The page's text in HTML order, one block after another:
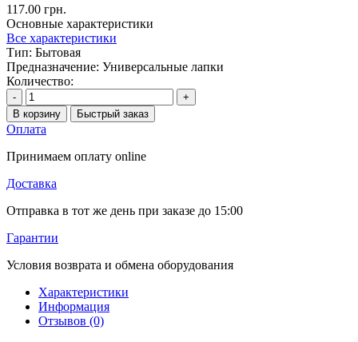
117.00 грн.
Основные характеристики
Все характеристики
Тип: Бытовая
Предназначение: Универсальные лапки
Количество:
-
+
В корзину
Быстрый заказ
Оплата
Принимаем оплату online
Доставка
Отправка в тот же день при заказе до 15:00
Гарантии
Условия возврата и обмена оборудования
Характеристики
Информация
Отзывов (0)